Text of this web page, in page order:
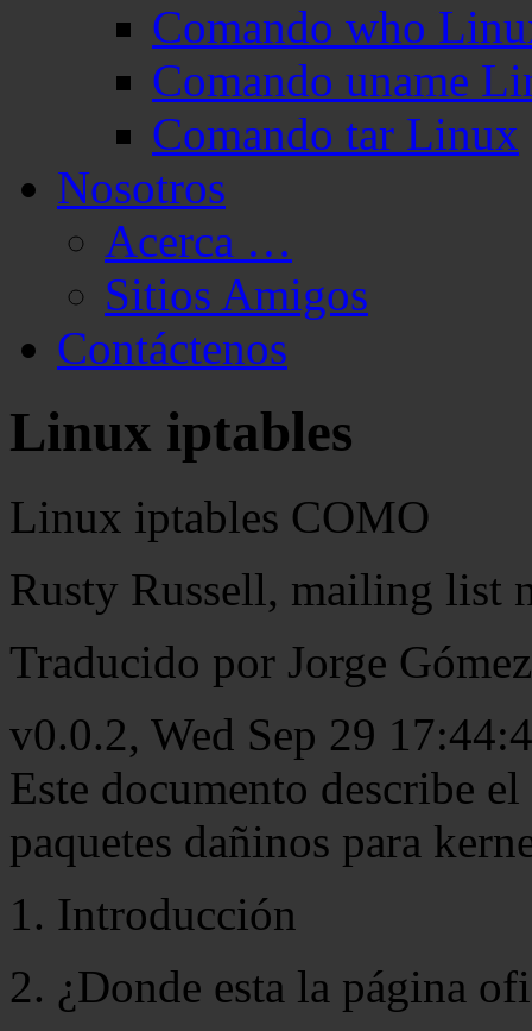
Comando who
Comando uname
Comando tar Linux
Nosotros
Acerca …
Sitios Amigos
Contáctenos
Linux iptables
Linux iptables COMO
Rusty Russell, mailing list
Traducido por Jorge
v0.0.2, Wed Sep 29
Este documento describe
paquetes dañinos para
1. Introducción
2. ¿Donde esta la página